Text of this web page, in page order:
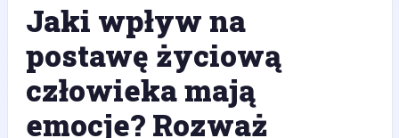
Jaki wpływ na
postawę życiową
człowieka mają
emocje? Rozważ